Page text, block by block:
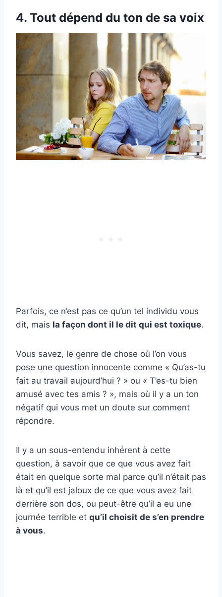
4. Tout dépend du ton de sa voix
Parfois, ce n’est pas ce qu’un tel individu vous
dit, mais la façon dont il le dit qui est toxique.
Vous savez, le genre de chose où l’on vous
pose une question innocente comme « Qu’as-tu
fait au travail aujourd’hui ? » ou « T’es-tu bien
amusé avec tes amis ? », mais où il y a un ton
négatif qui vous met un doute sur comment
répondre.
Il y a un sous-entendu inhérent à cette
question, à savoir que ce que vous avez fait
était en quelque sorte mal parce qu’il n’était pas
là et qu’il est jaloux de ce que vous avez fait
derrière son dos, ou peut-être qu’il a eu une
journée terrible et qu’il choisit de s’en prendre
à vous.